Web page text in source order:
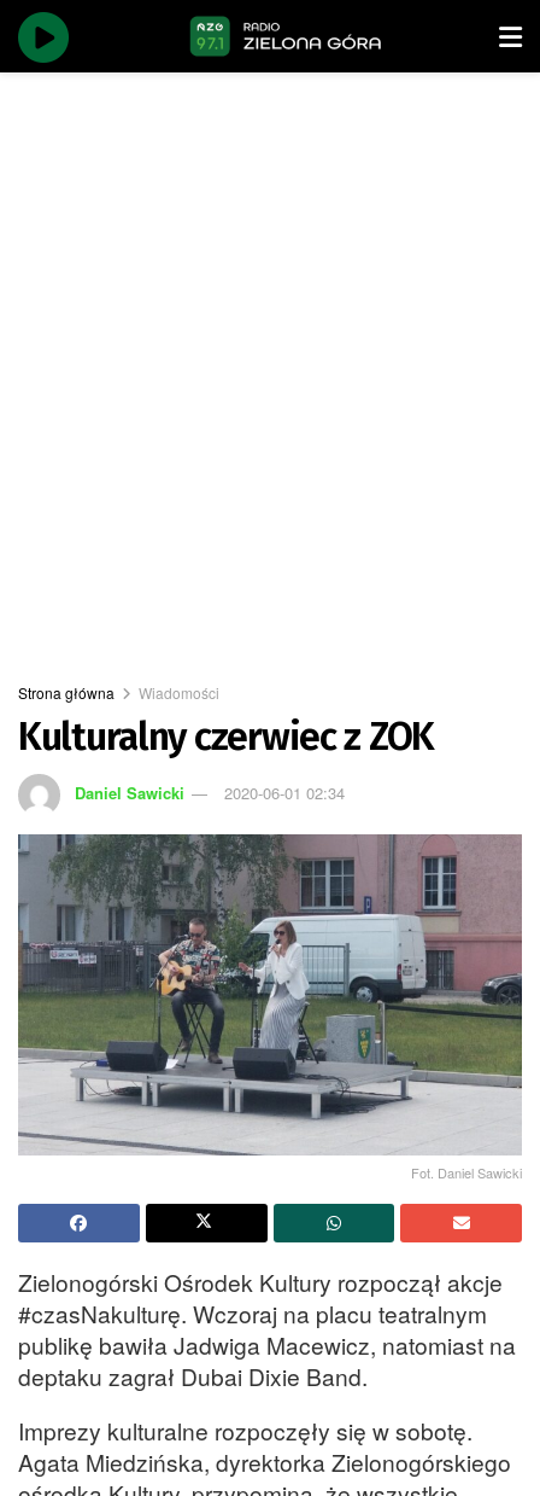
Strona główna Wiadomości
Kulturalny czerwiec z ZOK
Daniel Sawicki 2020-06-01 02:34
Fot. Daniel Sawicki
Zielonogórski Ośrodek Kultury rozpoczął akcje
#czasNakulturę. Wczoraj na placu teatralnym
publikę bawiła Jadwiga Macewicz, natomiast na
deptaku zagrał Dubai Dixie Band.
Imprezy kulturalne rozpoczęły się w sobotę.
Agata Miedzińska, dyrektorka Zielonogórskiego